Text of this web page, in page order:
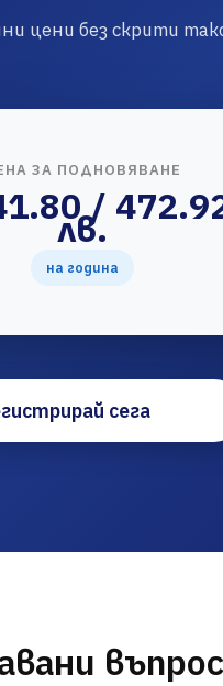
цени без скрити
ЗА ПОДНОВЯВАНЕ
/
лв.
на година
сега